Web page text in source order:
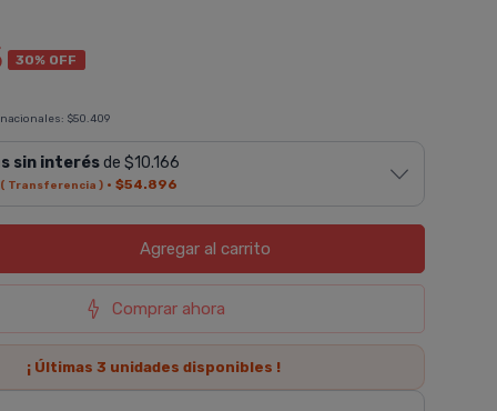
30% OFF
$50.409
sin interésde $10.166
( Transferencia )· $54.896
Agregaral carrito
Comprar ahora
¡ Últimas3 unidades disponibles !